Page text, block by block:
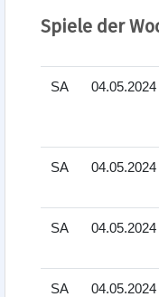
Spiele der
SA 04.05.2024
SA 04.05.2024
SA 04.05.2024
SA 04.05.2024